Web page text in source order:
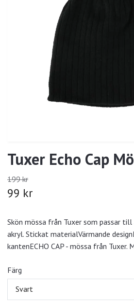
Tuxer Echo Cap
199 kr
99 kr
Skön mössa från Tuxer som passar
akryl. Stickat materialVärmande
kantenECHO CAP - mössa från Tuxer.
Färg
Svart